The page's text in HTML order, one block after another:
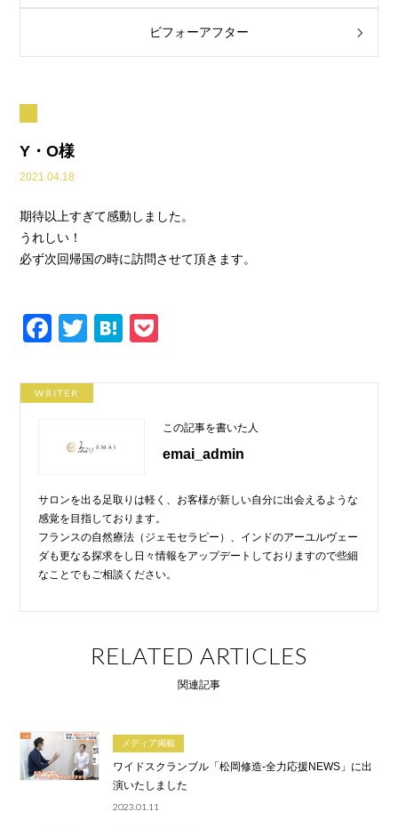
ビフォーアフター
Y・O様
2021.04.18
期待以上すぎて感動しました。
うれしい！
必ず次回帰国の時に訪問させて頂きます。
F
c
e
b
o
k
T
tt
er
H
e
ck
WRITER
この記事を書いた人
emai_admin
サロンを出る足取りは軽く、お客様が新しい自分に出会えるような
感覚を目指しております。
フランスの自然療法（ジェモセラピー）、インドのアーユルヴェー
ダも更なる探求をし日々情報をアップデートしておりますので些細
なことでもご相談ください。
RELATED ARTICLES
関連記事
メディア掲載
ワイドスクランブル「松岡修造-全力応援NEWS」に出
演いたしました
2023.01.11